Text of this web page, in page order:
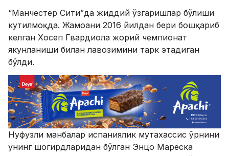
“Манчестер Сити”да жиддий ўзгаришлар бўлиши
кутилмоқда. Жамоани 2016 йилдан бери бошқариб
келган Хосеп Гвардиола жорий чемпионат
якунланиши билан лавозимини тарк этадиган
бўлди.
Нуфузли манбалар испаниялик мутахассис ўрнини
унинг шогирдларидан бўлган Энцо Мареска